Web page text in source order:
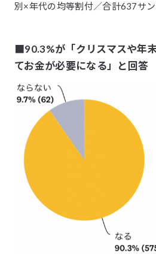
別×年代の均等割付／合計637サン
■90.3%が「クリスマスや年
てお金が必要になる」と回答